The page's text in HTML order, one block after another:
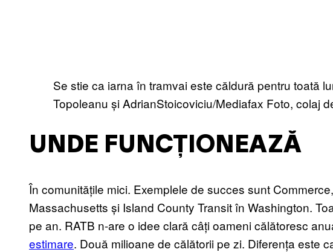
Se stie ca iarna în tramvai este căldură pentru toată
Topoleanu și AdrianStoicoviciu/Mediafax Foto, colaj
UNDE FUNCȚIONEAZĂ
În comunitățile mici. Exemplele de succes sunt
Massachusetts și Island County Transit în Washington.
pe an. RATB n-are o idee clară câți oameni călătoresc
estimare. Două milioane de călătorii pe zi. Diferența este